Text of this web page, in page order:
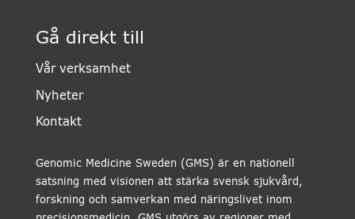
Gå direkt till
Vår verksamhet
Nyheter
Kontakt
Genomic Medicine Sweden (GMS) är en nationell
satsning med visionen att stärka svensk sjukvård,
forskning och samverkan med näringslivet inom